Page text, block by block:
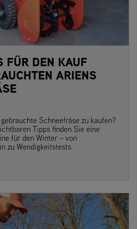
FÜR DEN KAUF
ARIENS
Schneefräse zu kaufen?
Tipps finden Sie eine
für den Winter – von
zu Wendigkeitstests.